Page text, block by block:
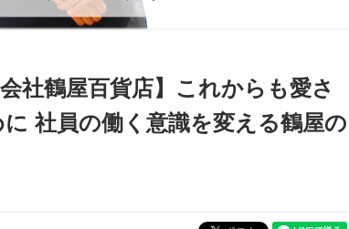
社鶴屋百貨店】これからも愛さ
社員の働く意識を変える鶴屋の